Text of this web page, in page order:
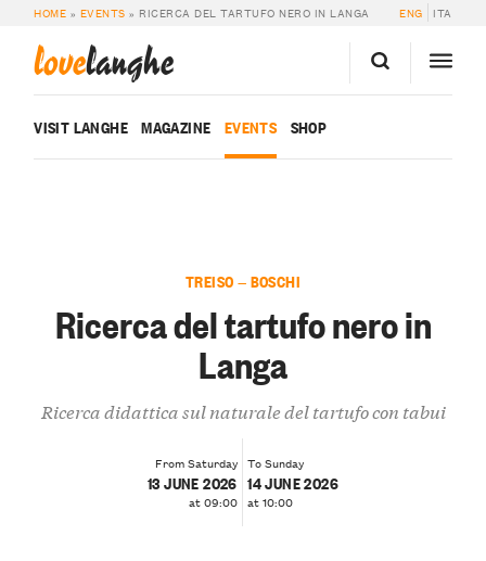
HOME » EVENTS » RICERCA DEL TARTUFO NERO IN LANGA ENG ITA
lovelanghe
VISIT LANGHE MAGAZINE EVENTS SHOP
TREISO — BOSCHI
Ricerca del tartufo nero in
Langa
Ricerca didattica sul naturale del tartufo con tabui
From Saturday
13 JUNE 2026
at 09:00
To Sunday
14 JUNE 2026
at 10:00